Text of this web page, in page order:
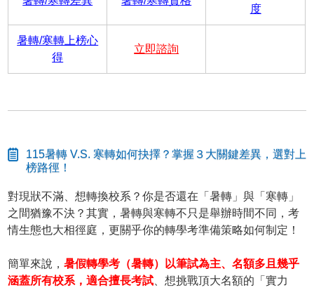
度
暑轉/寒轉上榜心
得
立即諮詢
115暑轉 V.S. 寒轉如何抉擇？掌握３大關鍵差異，選對上
榜路徑！
對現狀不滿、想轉換校系？你是否還在「暑轉」與「寒轉」
之間猶豫不決？其實，暑轉與寒轉不只是舉辦時間不同，考
情生態也大相徑庭，更關乎你的轉學考準備策略如何制定！
簡單來說，暑假轉學考（暑轉）以筆試為主、名額多且幾乎
涵蓋所有校系，適合擅長考試 、想挑戰頂大名額的「實力